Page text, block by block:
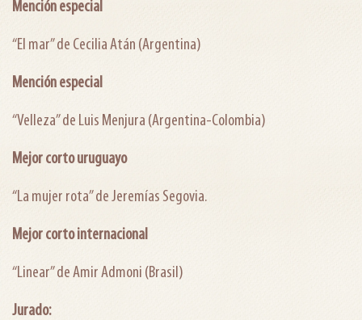
Mención especial
“El mar” de Cecilia Atán (Argentina)
Mención especial
“Velleza” de Luis Menjura (Argentina-Colombia)
Mejor corto uruguayo
“La mujer rota” de Jeremías Segovia.
Mejor corto internacional
“Linear” de Amir Admoni (Brasil)
Jurado: